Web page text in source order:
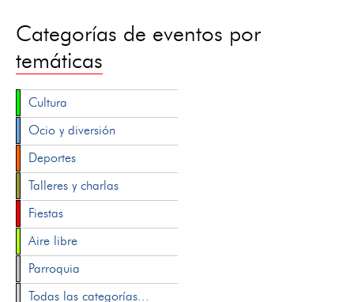
Categorías de eventos por
temáticas
Cultura
Ocio y diversión
Deportes
Talleres y charlas
Fiestas
Aire libre
Parroquia
Todas las categorías...